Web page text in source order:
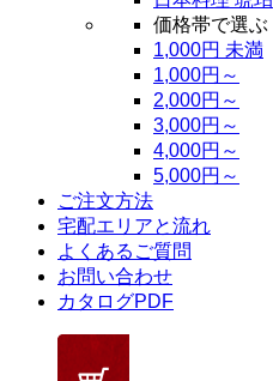
価格帯で選ぶ
1,000円 未満
1,000円～
2,000円～
3,000円～
4,000円～
5,000円～
ご注文方法
宅配エリアと流れ
よくあるご質問
お問い合わせ
カタログPDF